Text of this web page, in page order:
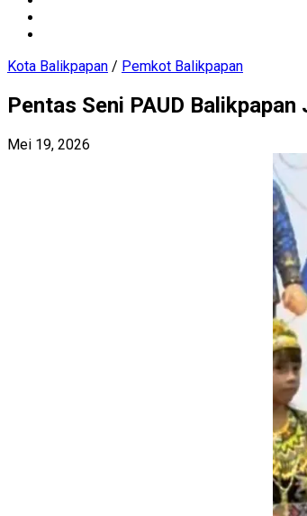
Kota Balikpapan / Pemkot Balikpapan
Pentas Seni PAUD
Mei 19, 2026